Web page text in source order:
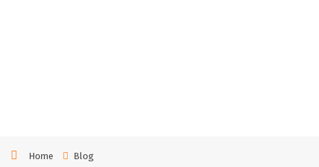
Home Blog